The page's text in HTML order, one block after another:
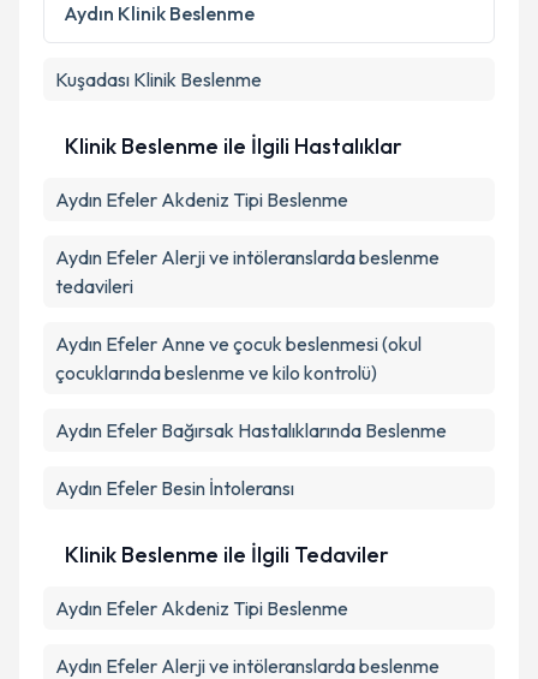
Aydın Klinik Beslenme
Kuşadası Klinik Beslenme
Klinik Beslenme ile İlgili Hastalıklar
Aydın Efeler Akdeniz Tipi Beslenme
Aydın Efeler Alerji ve intöleranslarda beslenme
tedavileri
Aydın Efeler Anne ve çocuk beslenmesi (okul
çocuklarında beslenme ve kilo kontrolü)
Aydın Efeler Bağırsak Hastalıklarında Beslenme
Aydın Efeler Besin İntoleransı
Klinik Beslenme ile İlgili Tedaviler
Aydın Efeler Akdeniz Tipi Beslenme
Aydın Efeler Alerji ve intöleranslarda beslenme